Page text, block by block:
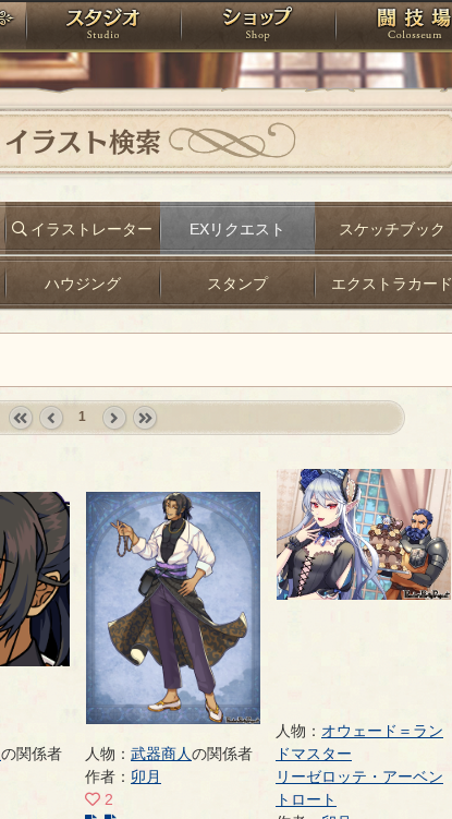
アトリエ スタジオ ショップ
イラスト検索
イラストレーター EXリクエスト スケッチブック
ハウジング スタンプ エクストラカード
1
の関係者
人物： 武器商人の関係者
作者： 卯月
2
人物： オウェード＝ラン
ドマスター
リーゼロッテ・アーベン
トロート